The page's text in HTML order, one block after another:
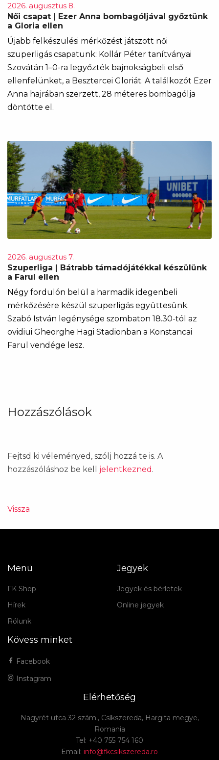
2026. augusztus 8.
Női csapat | Ezer Anna bombagóljával győztünk
a Gloria ellen
Újabb felkészülési mérkőzést játszott női
szuperligás csapatunk: Kollár Péter tanítványai
Szovátán 1–0-ra legyőzték bajnokságbeli első
ellenfelünket, a Besztercei Gloriát. A találkozót Ezer
Anna hajrában szerzett, 28 méteres bombagólja
döntötte el.
2026. augusztus 7.
Szuperliga | Bátrabb támadójátékkal készülünk
a Farul ellen
Négy fordulón belül a harmadik idegenbeli
mérkőzésére készül szuperligás együttesünk.
Szabó István legénysége szombaton 18.30-tól az
ovidiui Gheorghe Hagi Stadionban a Konstancai
Farul vendége lesz.
Hozzászólások
Fejtsd ki véleményed, szólj hozzá te is. A
hozzászóláshoz be kell jelentkezned .
Vissza
Menü
FK Shop
Hírek
Rólunk
Jegyek
Jegyek és bérletek
Online jegyek
Kövess minket
Facebook
Instagram
Elérhetőség
Nagyrét utca 32 szám., Csíkszereda, Hargita megye,
Romania
Tel: +40 755 754 160
Email: info@fkcsikszereda.ro